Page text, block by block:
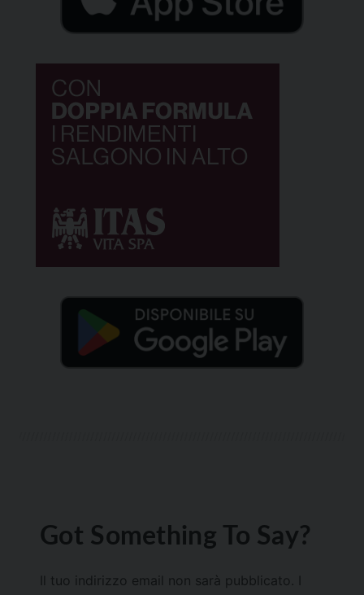
Got Something To Say?
Il tuo indirizzo email non sarà pubblicato.